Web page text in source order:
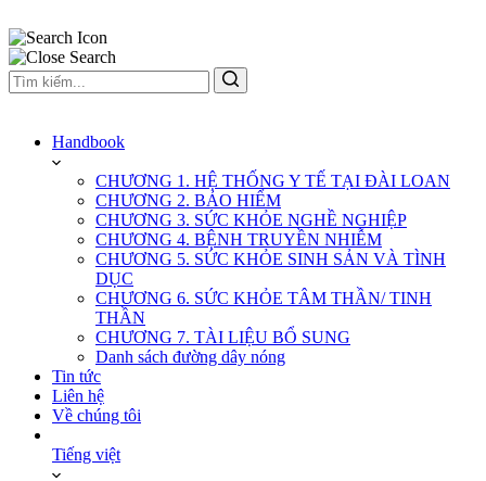
Handbook
CHƯƠNG 1. HỆ THỐNG Y TẾ TẠI ĐÀI LOAN
CHƯƠNG 2. BẢO HIỂM
CHƯƠNG 3. SỨC KHỎE NGHỀ NGHIỆP
CHƯƠNG 4. BỆNH TRUYỀN NHIỄM
CHƯƠNG 5. SỨC KHỎE SINH SẢN VÀ TÌNH
DỤC
CHƯƠNG 6. SỨC KHỎE TÂM THẦN/ TINH
THẦN
CHƯƠNG 7. TÀI LIỆU BỔ SUNG
Danh sách đường dây nóng
Tin tức
Liên hệ
Về chúng tôi
Tiếng việt